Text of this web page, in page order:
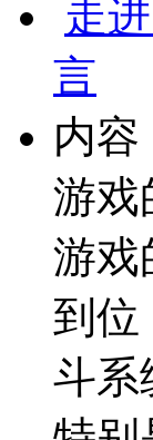
走
言
内
游戏
游戏
到位
斗系